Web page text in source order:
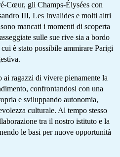
Cœur, gli Champs-Élysées con
III, Les Invalides e molti altri
mancati i momenti di scoperta
sulle sue rive sia a bordo
è stato possibile ammirare Parigi
ai ragazzi di vivere pienamente la
confrontandosi con una
e sviluppando autonomia,
culturale. Al tempo stesso
tra il nostro istituto e la
le basi per nuove opportunità